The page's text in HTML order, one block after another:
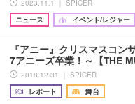
2023.11.1 ｜ SPICER
ニュース
イベント/レジャー
『アニー』クリスマスコン
7アニーズ卒業！～【THE
2018.12.31 ｜ SPICER
レポート
舞台